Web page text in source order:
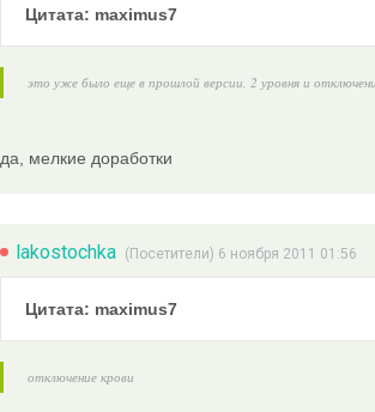
Цитата: maximus7
это уже было еще в прошлой версии, 2 уровня и
да, мелкие доработки
lakostochka (Посетители) 6 ноября 2011 01:56
Цитата: maximus7
отключение крови